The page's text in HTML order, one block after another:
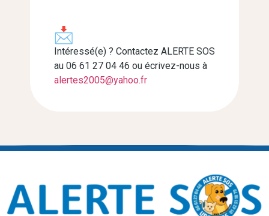
Intéressé(e) ? Contactez ALERTE SOS
au 06 61 27 04 46 ou écrivez-nous à
alertes2005@yahoo.fr